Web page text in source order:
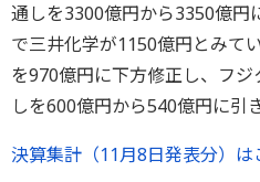
通しを3300億円から3350億円
で三井化学が1150億円とみて
を970億円に下方修正し、フ
しを600億円から540億円に引
決算集計（11月8日発表分）は